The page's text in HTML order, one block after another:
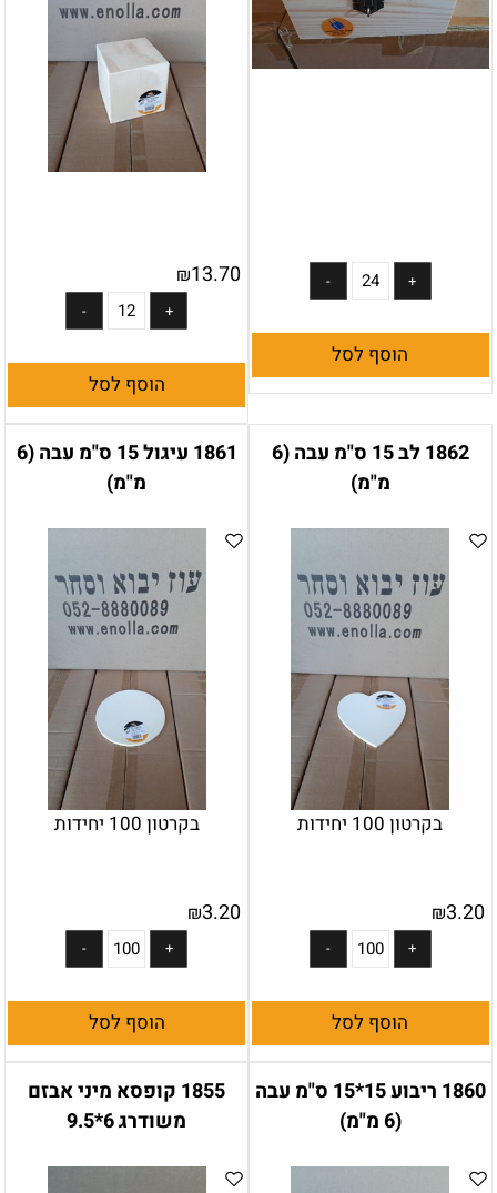
הוסף לסל
₪13.70
הוסף לסל
1862 לב 15 ס"מ עבה (6
מ"מ)
בקרטון 100 יחידות
₪3.20
הוסף לסל
1861 עיגול 15 ס"מ עבה (6
מ"מ)
בקרטון 100 יחידות
₪3.20
הוסף לסל
1860 ריבוע 15*15 ס"מ עבה
(6 מ"מ)
1855 קופסא מיני אבזם
משודרג 6*9.5